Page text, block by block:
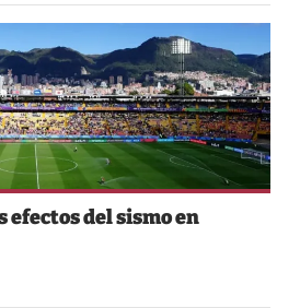
efectos del sismo en